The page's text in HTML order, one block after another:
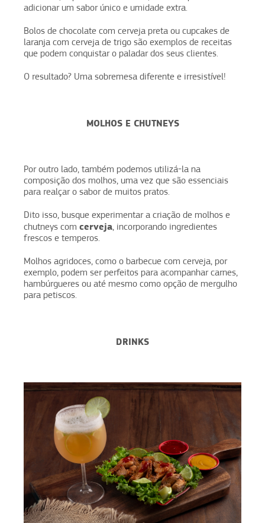
adicionar um sabor único e umidade extra.
Bolos de chocolate com cerveja preta ou cupcakes de
laranja com cerveja de trigo são exemplos de receitas
que podem conquistar o paladar dos seus clientes.
O resultado? Uma sobremesa diferente e irresistível!
MOLHOS E CHUTNEYS
Por outro lado, também podemos utilizá-la na
composição dos molhos, uma vez que são essenciais
para realçar o sabor de muitos pratos.
Dito isso, busque experimentar a criação de molhos e
chutneys com cerveja, incorporando ingredientes
frescos e temperos.
Molhos agridoces, como o barbecue com cerveja, por
exemplo, podem ser perfeitos para acompanhar carnes,
hambúrgueres ou até mesmo como opção de mergulho
para petiscos.
DRINKS